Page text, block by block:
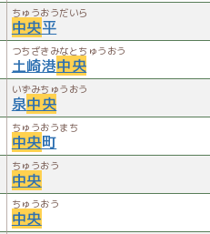
ちゅうおうだいら
中央平
つちざきみなとちゅうおう
土崎港中央
いずみちゅうおう
泉中央
ちゅうおうまち
中央町
ちゅうおう
中央
ちゅうおう
中央